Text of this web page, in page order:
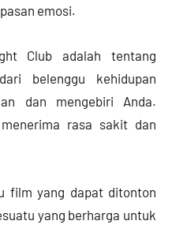
emosi.
Club adalah tentang
belenggu kehidupan
dan mengebiri Anda.
rasa sakit dan
film yang dapat ditonton
yang berharga untuk